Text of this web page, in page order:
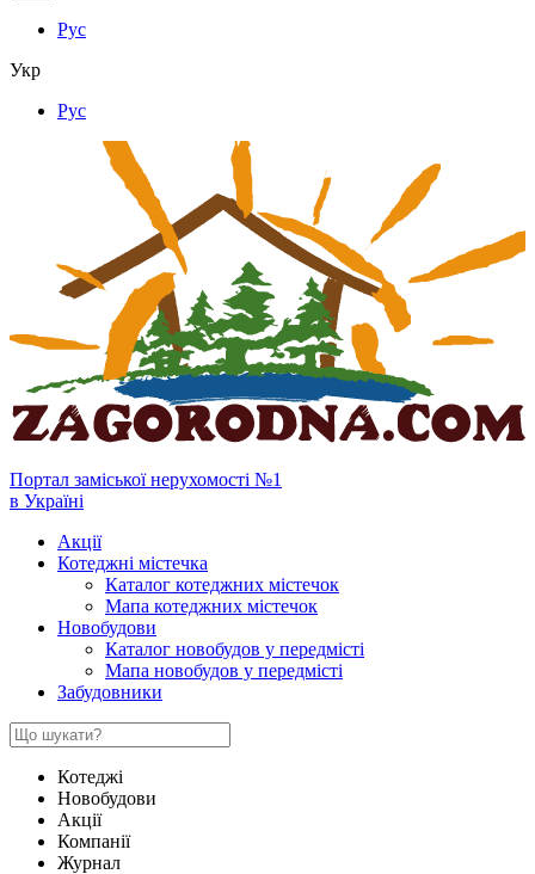
Рус
Укр
Рус
Портал заміської нерухомості №1
в Україні
Акції
Котеджні містечка
Каталог котеджних містечок
Мапа котеджних містечок
Новобудови
Каталог новобудов у передмісті
Мапа новобудов у передмісті
Забудовники
Котеджі
Новобудови
Акції
Компанії
Журнал